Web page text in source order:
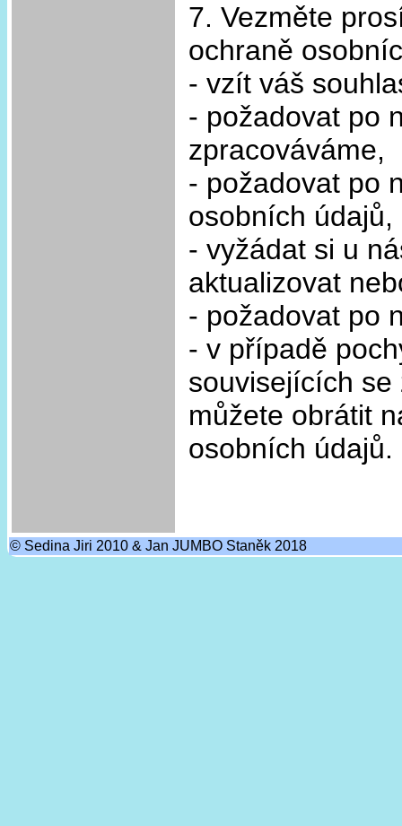
7. Vezměte
ochraně
- vzít váš
- požadovat po
zpracováváme,
- požadovat po
osobních údajů,
- vyžádat si u
aktualizovat
- požadovat po
- v případě
souvisejících
můžete obrátit
osobních údajů.
© Sedina Jiri 2010 & Jan JUMBO Staněk 2018